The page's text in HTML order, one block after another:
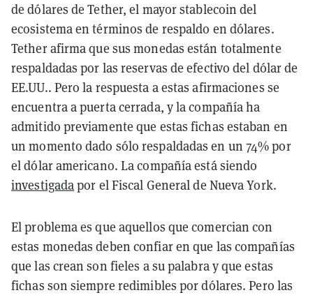
de dólares de Tether, el mayor stablecoin del
ecosistema en términos de respaldo en dólares.
Tether afirma que sus monedas están totalmente
respaldadas por las reservas de efectivo del dólar de
EE.UU.. Pero la respuesta a estas afirmaciones se
encuentra a puerta cerrada, y la compañía ha
admitido previamente que estas fichas estaban en
un momento dado sólo respaldadas en un 74% por
el dólar americano. La compañía está siendo
investigadapor el Fiscal General de Nueva York.
El problema es que aquellos que comercian con
estas monedas deben confiar en que las compañías
que las crean son fieles a su palabra y que estas
fichas son siempre redimibles por dólares. Pero las